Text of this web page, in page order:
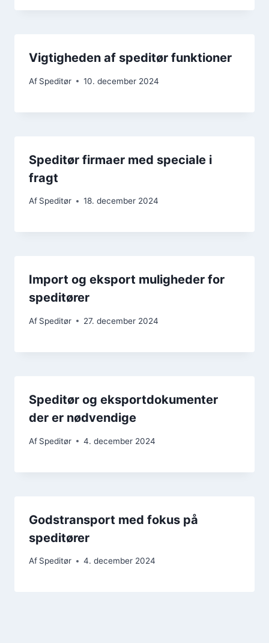
Vigtigheden af speditør funktioner
Af Speditør 10. december 2024
Speditør firmaer med speciale i
fragt
Af Speditør 18. december 2024
Import og eksport muligheder for
speditører
Af Speditør 27. december 2024
Speditør og eksportdokumenter
der er nødvendige
Af Speditør 4. december 2024
Godstransport med fokus på
speditører
Af Speditør 4. december 2024